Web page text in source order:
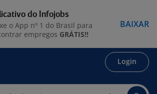
Login
do Infojobs
o App nº 1 do Brasil para
empregos GRÁTIS!!
BAIXAR